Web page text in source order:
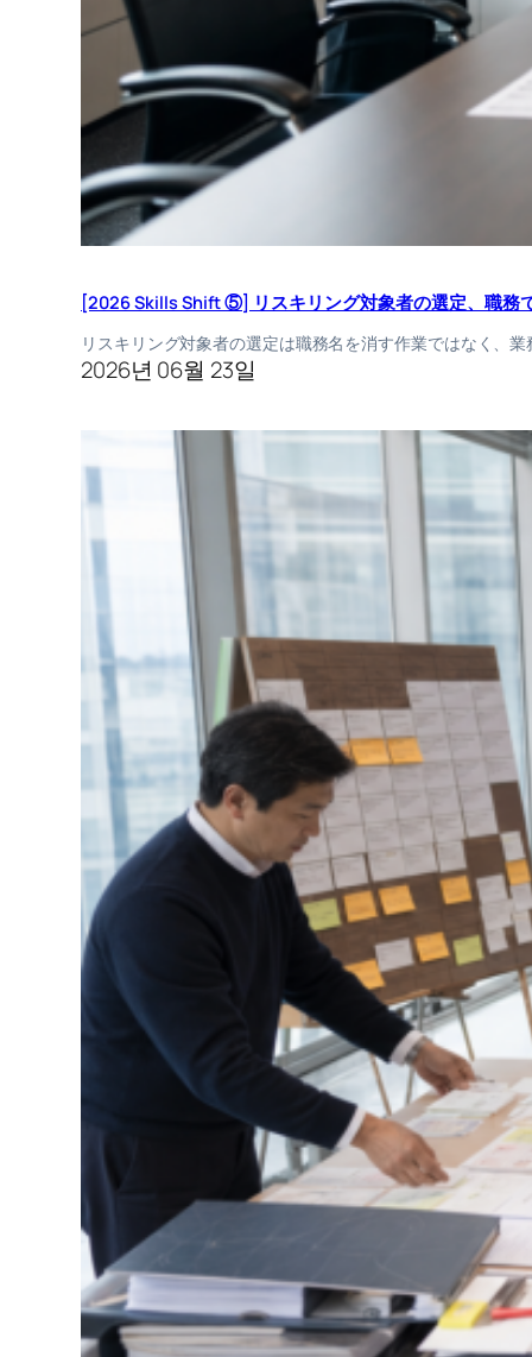
[2026 Skills Shift ⑤] リスキリング対象者の選定、職務
リスキリング対象者の選定は職務名を消す作業ではなく、
2026년 06월 23일